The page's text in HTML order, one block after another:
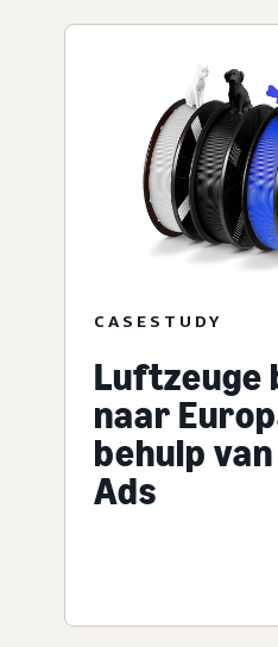
CASESTUDY
naar
behulp
Ads